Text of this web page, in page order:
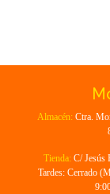
Almacén: Ctra.
Tienda: C/ Jesús
Tardes: Cerrado